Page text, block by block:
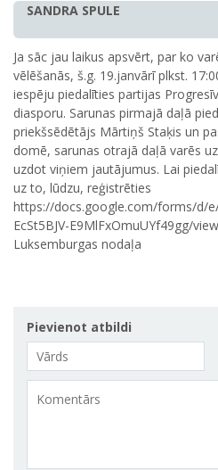
SANDRA SPULE
Ja sāc jau laikus apsvērt, par ko
vēlēšanās, š.g. 19.janvārī plkst.
iespēju piedalīties partijas
diasporu. Sarunas pirmajā daļā
priekšsēdētājs Mārtiņš Staķis un
domē, sarunas otrajā daļā varēs
uzdot viņiem jautājumus. Lai
uz to, lūdzu, reģistrēties
https://docs.google.com/forms/d/
EcSt5BJV-E9MlFxOmuUYf49gg/
Luksemburgas nodaļa
Pievienot atbildi